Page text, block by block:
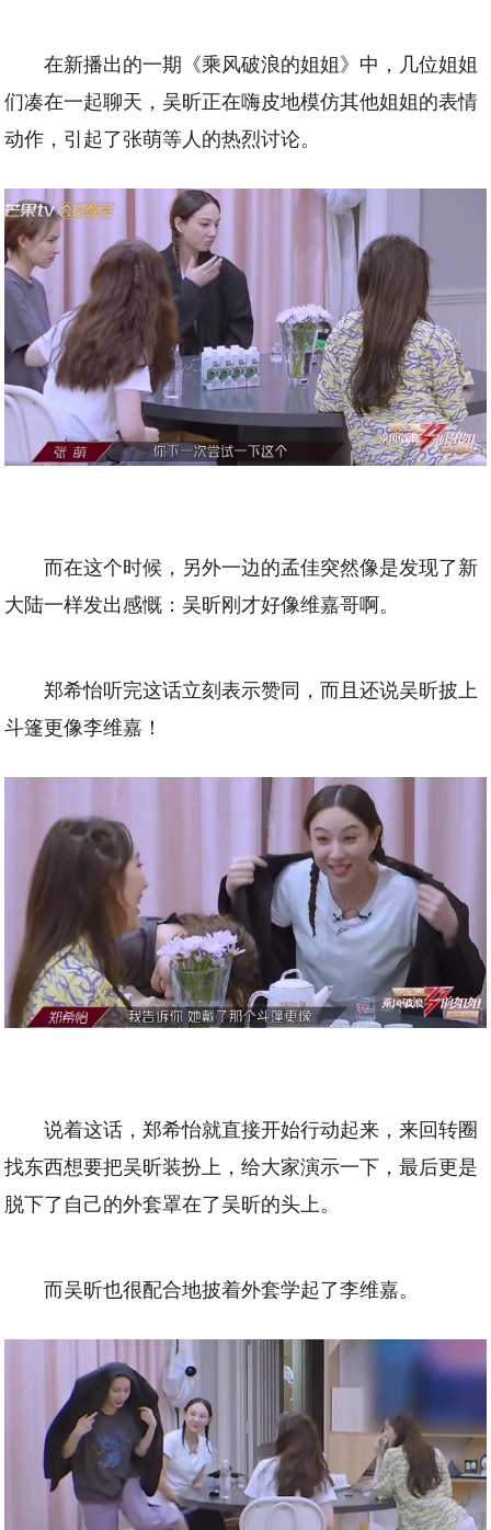
在新播出的一期《乘风破浪的姐姐》中，几位姐姐
们凑在一起聊天，吴昕正在嗨皮地模仿其他姐姐的表情
动作，引起了张萌等人的热烈讨论。
而在这个时候，另外一边的孟佳突然像是发现了新
大陆一样发出感慨：吴昕刚才好像维嘉哥啊。
郑希怡听完这话立刻表示赞同，而且还说吴昕披上
斗篷更像李维嘉！
说着这话，郑希怡就直接开始行动起来，来回转圈
找东西想要把吴昕装扮上，给大家演示一下，最后更是
脱下了自己的外套罩在了吴昕的头上。
而吴昕也很配合地披着外套学起了李维嘉。